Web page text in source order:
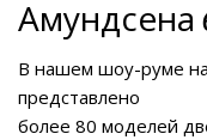
Амундсена
В нашем шоу-руме
представлено
более 80 моделей